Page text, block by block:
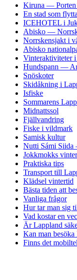
Kiruna — Porten
En stad som
ICEHOTEL i
Abisko —
Norrskensjakt i
Abisko
Vinteraktiviteter
Hundspann —
Snöskoter
Skidåkning i
Isfiske
Sommarens
Midnattssol
Fjällvandring
Fiske i vildmark
Samisk kultur
Nutti Sámi Siida
Jokkmokks
Praktiska tips
Transport till
Klädsel vintertid
Bästa tiden att
Vanliga frågor
Hur tar man sig
Vad kostar en
Är Lappland
Kan man besöka
Finns det